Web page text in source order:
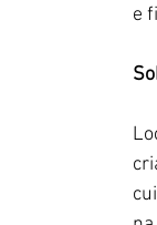
e